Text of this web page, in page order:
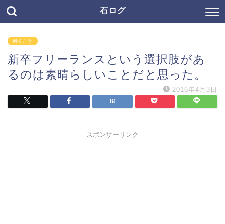
石ログ
働くこと
新卒フリーランスという選択肢があ
るのは素晴らしいことだと思った。
2016年4月3日
スポンサーリンク